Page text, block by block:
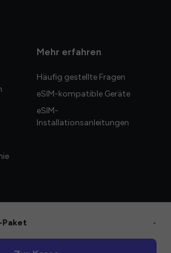
Mehr erfahren
Häufig gestellte Fragen
eSIM-kompatible Geräte
eSIM-
Installationsanleitungen
Paket •